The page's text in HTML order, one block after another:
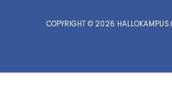
COPYRIGHT © 2026